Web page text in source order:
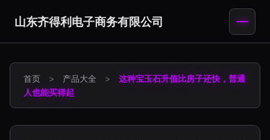
山东齐得利电子商务有限公司
首页 > 产品大全 >
这种宝玉石升值比房子还快，普通
人也能买得起